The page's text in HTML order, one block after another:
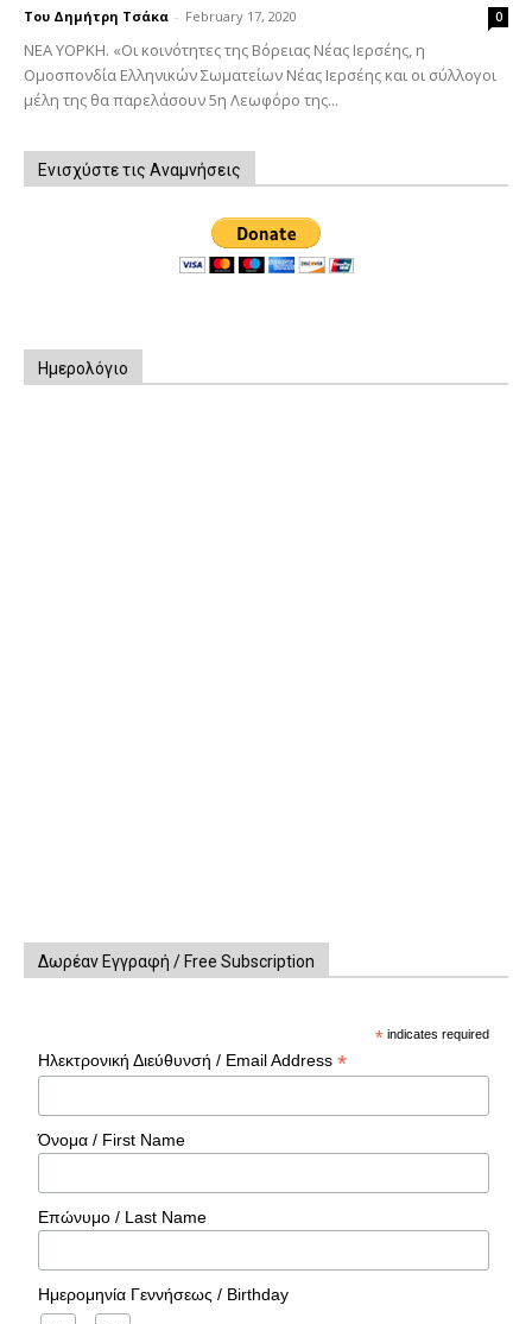
Του Δημήτρη Τσάκα - February 17, 2020 0
ΝΕΑ ΥΟΡΚΗ. «Οι κοινότητες της Βόρειας Νέας Ιερσέης, η
Ομοσπονδία Ελληνικών Σωματείων Νέας Ιερσέης και οι σύλλογοι
μέλη της θα παρελάσουν 5η Λεωφόρο της...
Ενισχύστε τις Αναμνήσεις
Ημερολόγιο
Δωρέαν Εγγραφή / Free Subscription
* indicates required
Ηλεκτρονική Διεύθυνσή / Email Address*
Όνομα / First Name
Επώνυμο / Last Name
Ημερομηνία Γεννήσεως / Birthday